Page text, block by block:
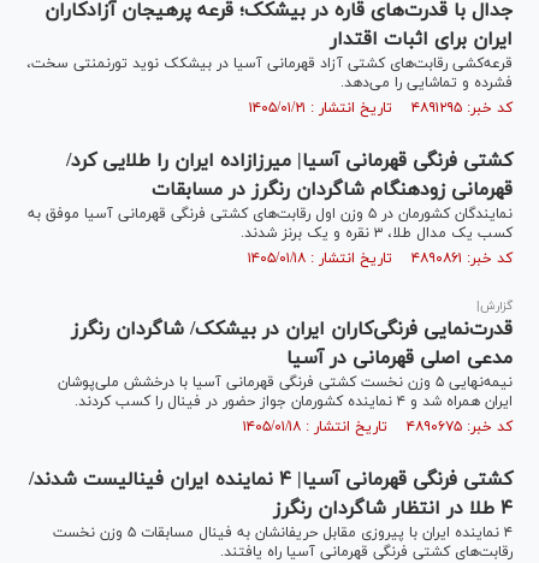
جدال با قدرت‌های قاره در بیشکک؛ قرعه پرهیجان آزادکاران
ایران برای اثبات اقتدار
قرعه‌کشی رقابت‌های کشتی آزاد قهرمانی آسیا در بیشکک نوید تورنمنتی سخت،
فشرده و تماشایی را می‌دهد.
کد خبر: ۴۸۹۱۲۹۵ تاریخ انتشار : ۱۴۰۵/۰۱/۲۱
کشتی فرنگی قهرمانی آسیا| میرزازاده ایران را طلایی کرد/
قهرمانی زودهنگام شاگردان رنگرز در مسابقات
نمایندگان کشورمان در ۵ وزن اول رقابت‌های کشتی فرنگی قهرمانی آسیا موفق به
کسب یک مدال طلا، ۳ نقره و یک برنز شدند.
کد خبر: ۴۸۹۰۸۶۱ تاریخ انتشار : ۱۴۰۵/۰۱/۱۸
گزارش|
قدرت‌نمایی فرنگی‌کاران ایران در بیشکک/ شاگردان رنگرز
مدعی اصلی قهرمانی در آسیا
نیمه‌نهایی ۵ وزن نخست کشتی فرنگی قهرمانی آسیا با درخشش ملی‌پوشان
ایران همراه شد و ۴ نماینده کشورمان جواز حضور در فینال را کسب کردند.
کد خبر: ۴۸۹۰۶۷۵ تاریخ انتشار : ۱۴۰۵/۰۱/۱۸
کشتی فرنگی قهرمانی آسیا| ۴ نماینده ایران فینالیست شدند/
۴ طلا در انتظار شاگردان رنگرز
۴ نماینده ایران با پیروزی مقابل حریفانشان به فینال مسابقات ۵ وزن نخست
رقابت‌های کشتی فرنگی قهرمانی آسیا راه یافتند.